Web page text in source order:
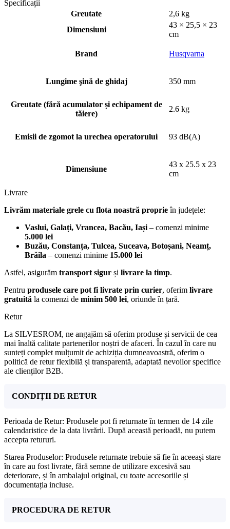
Specificații
Greutate
2,6 kg
Dimensiuni
43 × 25,5 × 23
cm
Brand Husqvarna
Lungime şină de ghidaj 350 mm
Greutate (fără acumulator și echipament de
tăiere)
2.6 kg
Emisii de zgomot la urechea operatorului 93 dB(A)
Dimensiune
43 x 25.5 x 23
cm
Livrare
Livrăm materiale grele cu flota noastră proprieîn județele:
Vaslui, Galați, Vrancea, Bacău, Iași– comenzi minime
5.000 lei
Buzău, Constanța, Tulcea, Suceava, Botoșani, Neamț,
Brăila – comenzi minime 15.000 lei
Astfel, asigurăm transport sigur și livrare la timp.
Pentru produsele care pot fi livrate prin curier, oferim livrare
gratuită la comenzi de minim 500 lei, oriunde în țară.
Retur
La SILVESROM, ne angajăm să oferim produse și servicii de cea
mai înaltă calitate partenerilor noștri de afaceri. În cazul în care nu
sunteți complet mulțumit de achiziția dumneavoastră, oferim o
politică de retur flexibilă și transparentă, adaptată nevoilor specifice
ale clienților B2B.
CONDIȚII DE RETUR
Perioada de Retur: Produsele pot fi returnate în termen de 14 zile
calendaristice de la data livrării. După această perioadă, nu putem
accepta retururi.
Starea Produselor: Produsele returnate trebuie să fie în aceeași stare
în care au fost livrate, fără semne de utilizare excesivă sau
deteriorare, și în ambalajul original, cu toate accesoriile și
documentația incluse.
PROCEDURA DE RETUR